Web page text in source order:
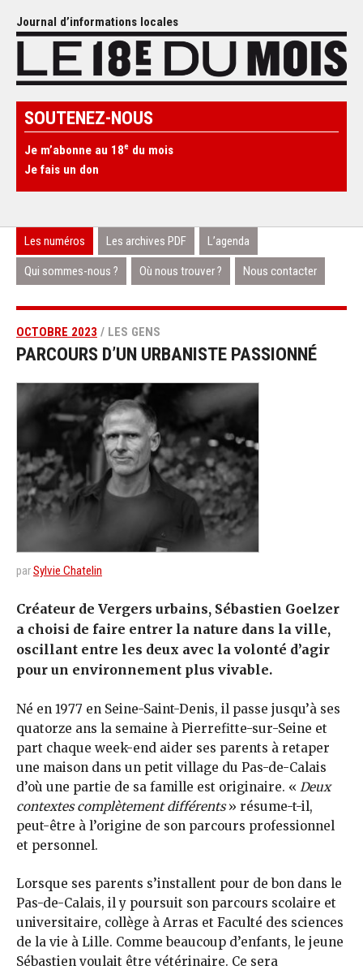
Journal d’informations locales
SOUTENEZ-NOUS
Je m’abonne au 18e du mois
Je fais un don
Les numéros Les archives PDF L’agenda
Qui sommes-nous ? Où nous trouver ? Nous contacter
OCTOBRE 2023 / LES GENS
PARCOURS D’UN URBANISTE PASSIONNÉ
parSylvie Chatelin
Créateur de Vergers urbains, Sébastien Goelzer
a choisi de faire entrer la nature dans la ville,
oscillant entre les deux avec la volonté d’agir
pour un environnement plus vivable.
Né en 1977 en Seine-Saint-Denis, il passe jusqu’à ses
quatorze ans la semaine à Pierrefitte-sur-Seine et
part chaque week-end aider ses parents à retaper
une maison dans un petit village du Pas-de-Calais
d’où une partie de sa famille est originaire. « Deux
contextes complètement différents» résume-t-il,
peut-être à l’origine de son parcours professionnel
et personnel.
Lorsque ses parents s’installent pour de bon dans le
Pas-de-Calais, il y poursuit son parcours scolaire et
universitaire, collège à Arras et Faculté des sciences
de la vie à Lille. Comme beaucoup d’enfants, le jeune
Sébastien voulait être vétérinaire. Ce sera